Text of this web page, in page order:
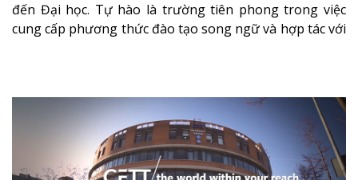
đến Đại học. Tự hào là trường tiên phong trong việc
cung cấp phương thức đào tạo song ngữ và hợp tác với